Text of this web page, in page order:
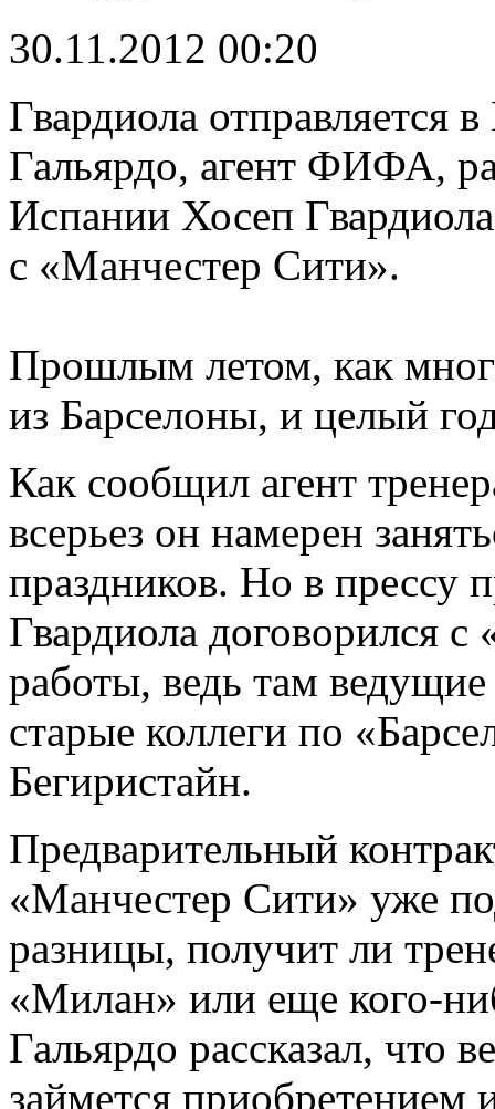
30.11.2012 00:20
Гвардиола отправляется
Гальярдо, агент ФИФА,
Испании Хосеп
с «Манчестер Сити».
Прошлым летом, как
из Барселоны, и целый
Как сообщил агент
всерьез он намерен
праздников. Но в прессу
Гвардиола договорился
работы, ведь там
старые коллеги по
Бегиристайн.
Предварительный
«Манчестер Сити» уже
разницы, получит ли
«Милан» или еще кого-
Гальярдо рассказал, что
займется приобретением